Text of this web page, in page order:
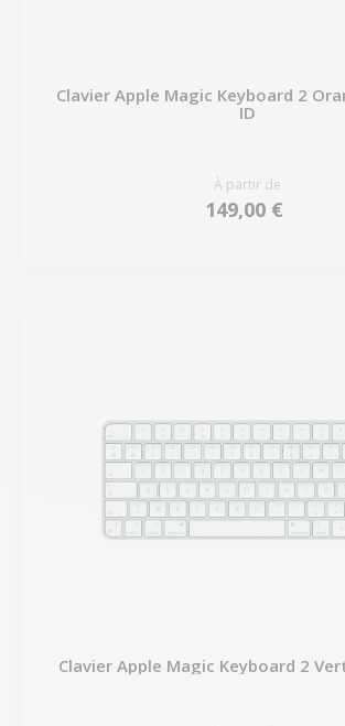
Clavier Apple Magic Keyboard 2
ID
À partir de
149,00 €
Clavier Apple Magic Keyboard 2